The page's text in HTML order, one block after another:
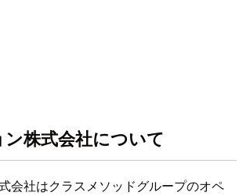
株式会社について
会社はクラスメソッドグループのオペ